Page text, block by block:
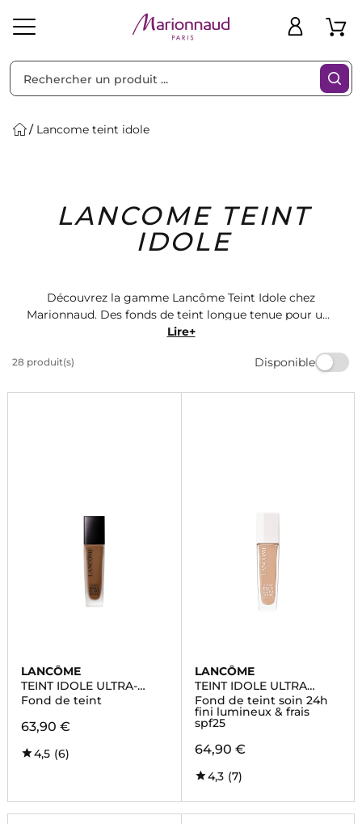
Solaire Homme Marques Idées
Cadeaux
Bons
Plans
Lancome teint idole
LANCOME TEINT
IDOLE
Découvrez la gamme Lancôme Teint Idole chez
Marionnaud. Des fonds de teint longue tenue pour une
peau parfaite toute la journée. Choisissez parmi une
mieux à votre carnation. Offrez-vous un teint
Lire+
28 produit(s) Disponible
Filtres
LANCÔME
TEINT IDOLE ULTRA-
WEAR
Fond de teint
63,90 €
4,5 (6)
LANCÔME
TEINT IDOLE ULTRA
WEAR CARE & GLOW
Fond de teint soin 24h
fini lumineux & frais
spf25
64,90 €
4,3 (7)